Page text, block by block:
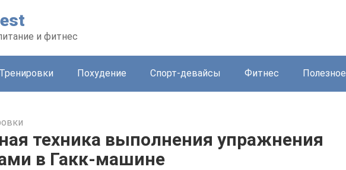
и фитнес
Тренировки Похудение Спорт-девайсы Фитнес Полезное
техника выполнения упражнения
в Гакк-машине